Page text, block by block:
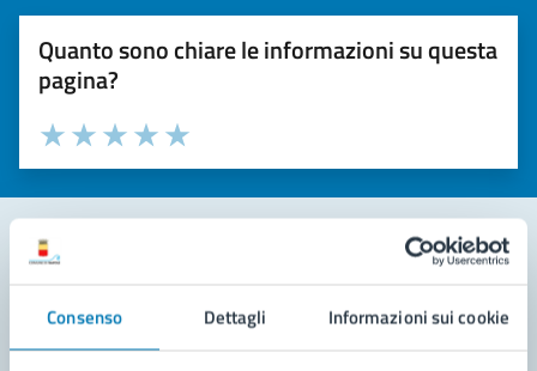
Consenso Dettagli Informazioni sui cookie
Quanto sono chiare le informazioni su questa
pagina?
Valuta la chiarezza delle informazioni (da 1 a 5 stelle)
Seleziona il numero di stelle per valutare la chiarezza delle
Valuta 5 stelle su 5
Valuta 4 stelle su 5
Valuta 3 stelle su 5
Valuta 2 stelle su 5
Valuta 1 stelle su 5
Leggi le domande frequenti